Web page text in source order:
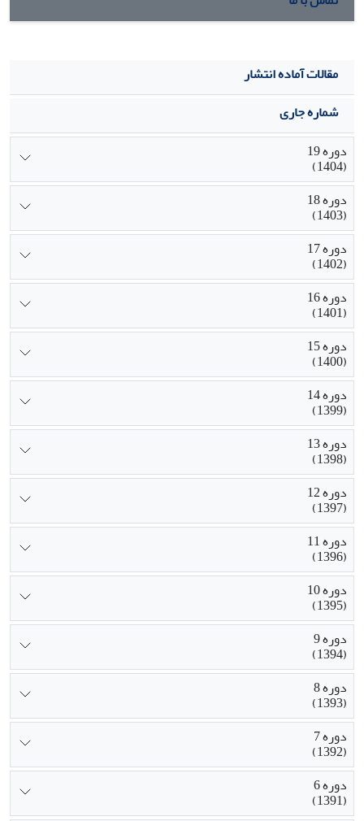
مقالات آماده انتشار
شماره جاری
دوره 19
(1404)
دوره 18
(1403)
دوره 17
(1402)
دوره 16
(1401)
دوره 15
(1400)
دوره 14
(1399)
دوره 13
(1398)
دوره 12
(1397)
دوره 11
(1396)
دوره 10
(1395)
دوره 9
(1394)
دوره 8
(1393)
دوره 7
(1392)
دوره 6
(1391)